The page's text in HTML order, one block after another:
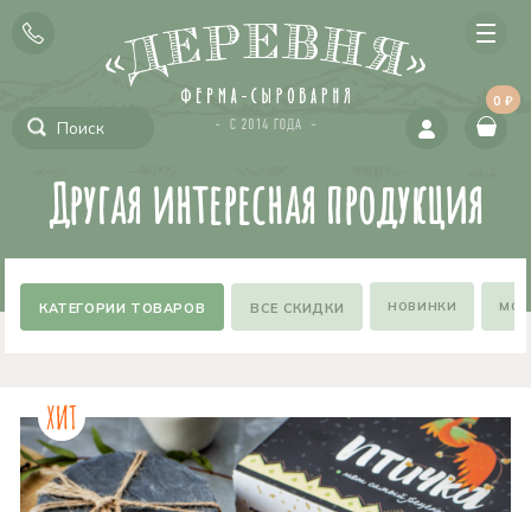
0 ₽
Другая интересная продукция
ВСЕ СКИДКИ НОВИНКИ